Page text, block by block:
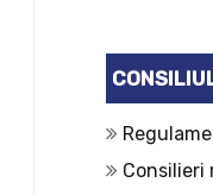
Consilieri